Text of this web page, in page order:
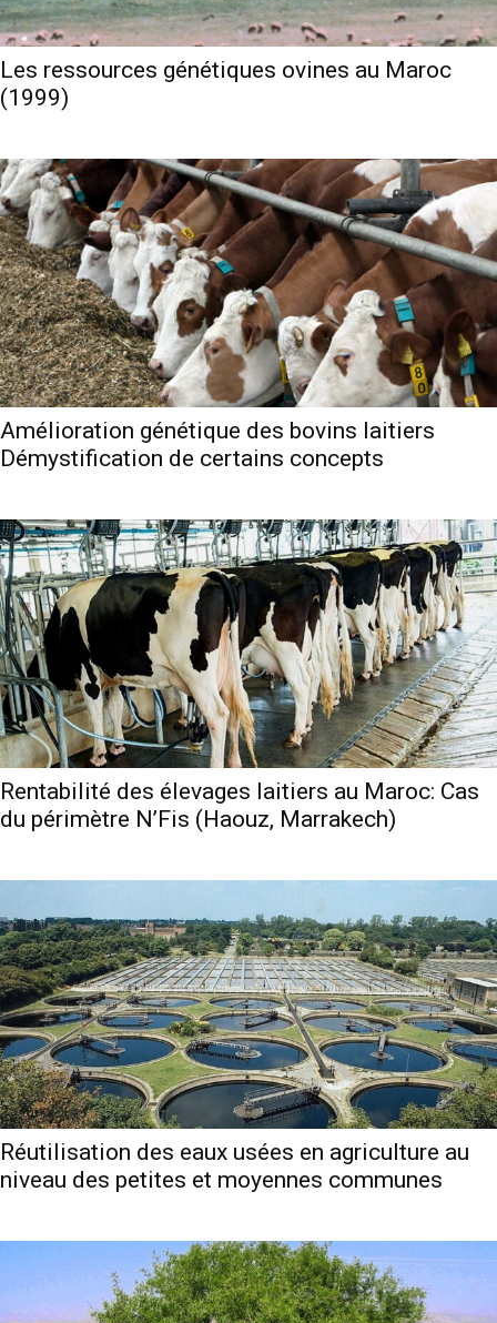
Les ressources génétiques ovines au Maroc
(1999)
Amélioration génétique des bovins laitiers
Démystification de certains concepts
Rentabilité des élevages laitiers au Maroc: Cas
du périmètre N’Fis (Haouz, Marrakech)
Réutilisation des eaux usées en agriculture au
niveau des petites et moyennes communes